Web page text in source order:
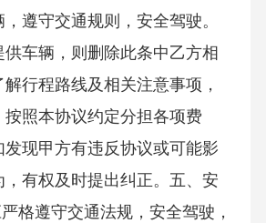
遵守交通规则，安全驾驶。
供车辆，则删除此条中乙方相
行程路线及相关注意事项，
照本协议约定分担各项费
发现甲方有违反协议或可能影
有权及时提出纠正。五、安
格遵守交通法规，安全驾驶，